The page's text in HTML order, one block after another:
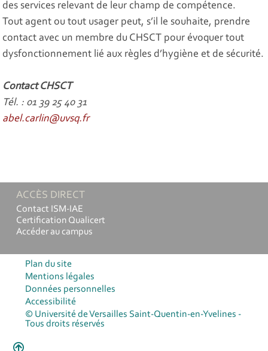
des services relevant de leur champ de compétence.
Tout agent ou tout usager peut, s’il le souhaite, prendre
contact avec un membre du CHSCT pour évoquer tout
dysfonctionnement lié aux règles d’hygiène et de sécurité.
Contact CHSCT
Tél. : 01 39 25 40 31
abel.carlin@uvsq.fr
ACCÈS DIRECT
Contact ISM-IAE
Certification Qualicert
Accéder au campus
Plan du site
Mentions légales
Données personnelles
Accessibilité
© Université de Versailles Saint-Quentin-en-Yvelines -
Tous droits réservés